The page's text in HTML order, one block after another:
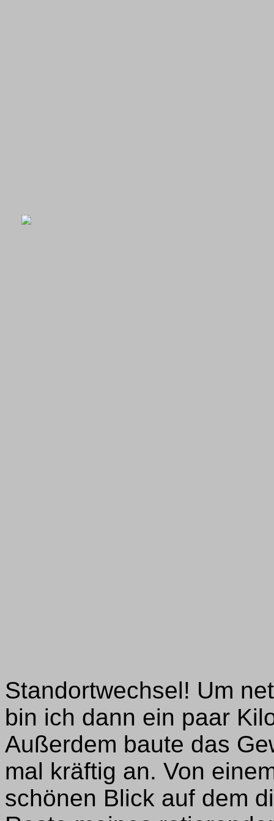
Standortwechsel! Um
bin ich dann ein paar
Außerdem baute das
mal kräftig an. Von
schönen Blick auf dem